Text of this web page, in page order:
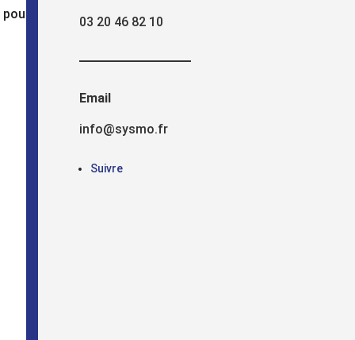
exposition sur stand – porte
03 20 46 82 10
Email
info@sysmo.fr
Suivre